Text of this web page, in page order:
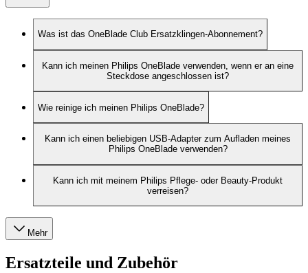
Was ist das OneBlade Club Ersatzklingen-Abonnement?
Kann ich meinen Philips OneBlade verwenden, wenn er an eine
Steckdose angeschlossen ist?
Wie reinige ich meinen Philips OneBlade?
Kann ich einen beliebigen USB-Adapter zum Aufladen meines
Philips OneBlade verwenden?
Kann ich mit meinem Philips Pflege- oder Beauty-Produkt
verreisen?
Mehr
Ersatzteile und Zubehör